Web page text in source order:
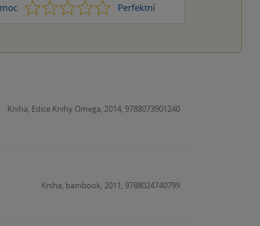
1 2 3 4 Perfektní
5
Kniha, Edice Knihy Omega, 2014, 9788073901240
Kniha, bambook, 2011, 9788024740799